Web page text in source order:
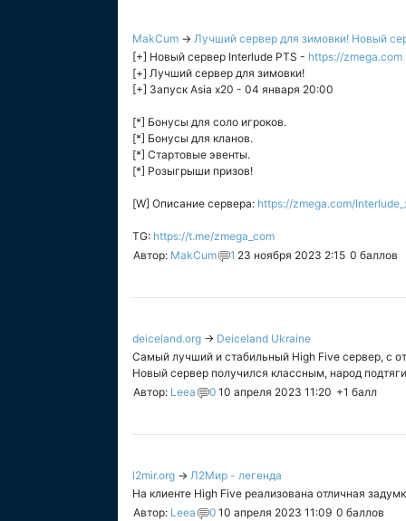
MakCum → Лучший сервер для зимовки! Новый
[+] Новый сервер Interlude PTS - https://zmega.com
[+] Лучший сервер для зимовки!
[+] Запуск Asia x20 - 04 января 20:00
[*] Бонусы для соло игроков.
[*] Бонусы для кланов.
[*] Стартовые эвенты.
[*] Розыгрыши призов!
[W] Описание сервера: https://zmega.com/
TG: https://t.me/zmega_com
Автор: MakCum 1 23 ноября 2023 2:15 0 баллов
deiceland.org → Deiceland Ukraine
Самый лучший и стабильный High Five сервер, с
Новый сервер получился классным, народ
Автор: Leea 0 10 апреля 2023 11:20 +1 балл
l2mir.org → Л2Мир - легенда
На клиенте High Five реализована отличная
Автор: Leea 0 10 апреля 2023 11:09 0 баллов